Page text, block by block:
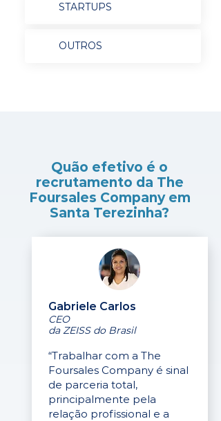
STARTUPS
OUTROS
Quão efetivo é o
recrutamento da The
Foursales Company em
Santa Terezinha?
Gabriele Carlos
CEO
da ZEISS do Brasil
“Trabalhar com a The
Foursales Company é sinal
de parceria total,
principalmente pela
relação profissional e a